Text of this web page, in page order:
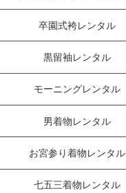
卒園式袴レンタル
黒留袖レンタル
モーニングレンタル
男着物レンタル
お宮参り着物レンタル
七五三着物レンタル